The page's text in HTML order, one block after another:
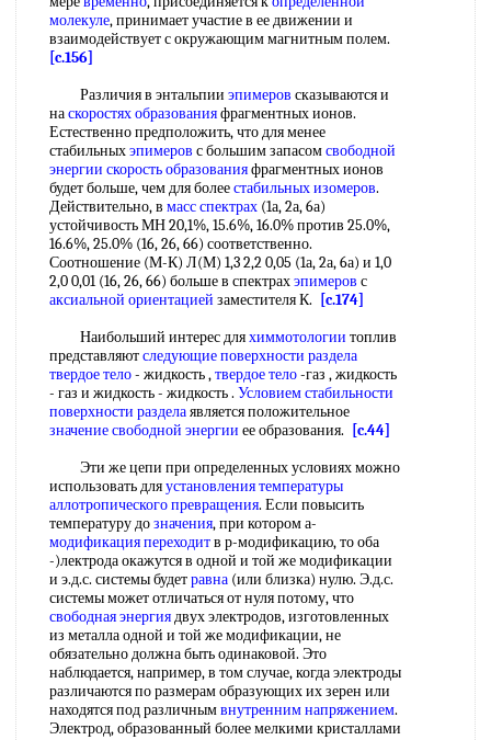
молекуле, принимает участие в ее движении и
взаимодействует с окружающим магнитным полем.
[c.156]
Различия в энтальпии эпимеров сказываются и
наскоростях образованияфрагментных ионов.
Естественно предположить, что для менее
стабильныхэпимеров с большим запасомсвободной
энергии скорость образованияфрагментных ионов
будет больше, чем для болеестабильных изомеров.
Действительно, в масс спектрах (1а, 2а, 6а)
устойчивость МН 20,1%, 15.6%, 16.0% против 25.0%,
16.6%, 25.0% (16, 26, 66) соответственно.
Соотношение (М-К) Л(М) 1,3 2,2 0,05 (1а, 2а, 6а) и 1,0
2,0 0,01 (16, 26, 66) больше в спектрахэпимеров с
аксиальной ориентацией заместителя К.
[c.174]
Наибольший интерес дляхиммотологии топлив
представляютследующиеповерхности раздела
твердое тело- жидкость ,твердое тело-газ , жидкость
- газ и жидкость - жидкость . Условием стабильности
поверхности разделаявляется положительное
значение свободной энергии ее образования.
[c.44]
Эти же цепи при определенных условиях можно
использовать дляустановления температуры
аллотропического превращения. Если повысить
температуру дозначения, при котором а-
модификация переходитв р-модификацию, то оба
-)лектрода окажутся в одной и той же модификации
и э.д.с. системы будетравна (или близка) нулю. Э.д.с.
системы может отличаться от нуля потому, что
свободная энергиядвух электродов, изготовленных
из металла одной и той же модификации, не
обязательно должна быть одинаковой. Это
наблюдается, например, в том случае, когда электроды
различаются по размерам образующих их зерен или
находятся под различнымвнутренним напряжением.
Электрод, образованный более мелкими кристаллами